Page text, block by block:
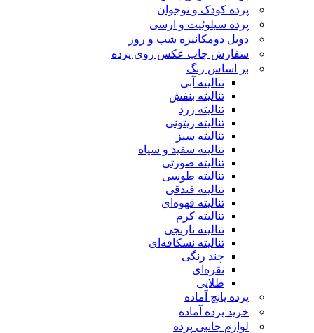
پرده کودک و نوجوان
پرده سیلوئیت و ارسی
دوبل دومکانیزه شب و روز
سفارش چاپ عکس روی پرده
بر اساس رنگ
تنالیته آبی
تنالیته بنفش
تنالیته زرد
تنالیته زیتونی
تنالیته سبز
تنالیته سفید و سیاه
تنالیته صورتی
تنالیته طوسی
تنالیته فندقی
تنالیته قهوه‌ای
تنالیته کرم
تنالیته نارنجی
تنالیته نسکافه‌ای
چند رنگی
نقره‌ای
طلایی
پرده پانچ آماده
خرید پرده آماده
لوازم جانبی پرده